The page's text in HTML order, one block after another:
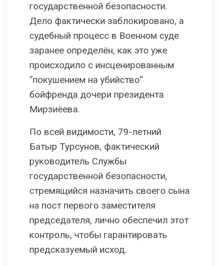
государственной безопасности.
Дело фактически заблокировано, а
судебный процесс в Военном суде
заранее определён, как это уже
происходило с инсценированным
“покушением на убийство”
бойфренда дочери президента
Мирзиёева.
По всей видимости, 79-летний
Батыр Турсунов, фактический
руководитель Службы
государственной безопасности,
стремящийся назначить своего сына
на пост первого заместителя
председателя, лично обеспечил этот
контроль, чтобы гарантировать
предсказуемый исход.